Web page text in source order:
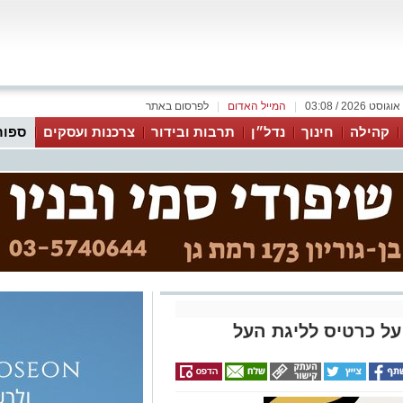
לפרסום באתר המייל האדום
קהילה חינוך נדל״ן תרבות ובידור צרכנות ועסקים
כרטיס לליגת העל